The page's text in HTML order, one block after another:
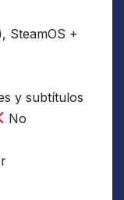
SteamOS +
y subtítulos
No